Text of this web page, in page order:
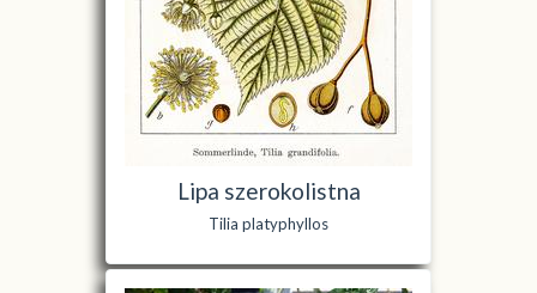
Lipa szerokolistna
Tilia platyphyllos